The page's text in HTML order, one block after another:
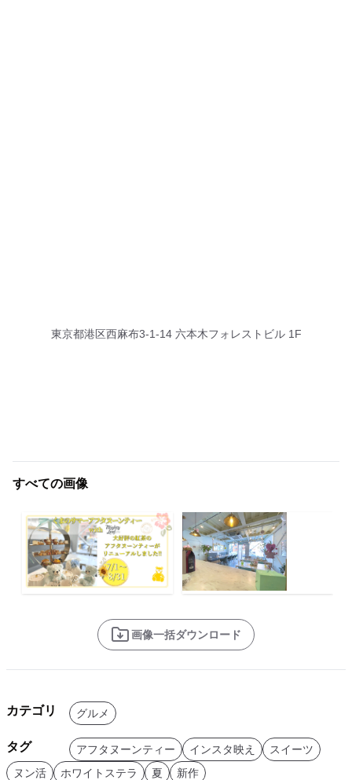
東京都港区西麻布3-1-14 六本木フォレストビル 1F
すべての画像
画像一括ダウンロード
カテゴリ グルメ
タグ アフタヌーンティー インスタ映え
スイーツ
ヌン活
ホワイトステラ 夏 新作